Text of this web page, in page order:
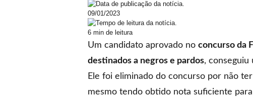
09/01/2023
6 min de leitura
Um candidato aprovado no concursoda
destinados a negros e pardos, conseguiu
Ele foi eliminado do concurso por não
mesmo tendo obtido nota suficiente